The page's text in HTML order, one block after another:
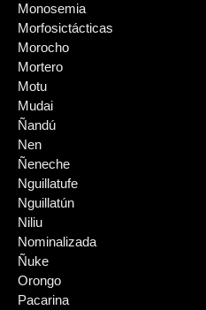
Monosemia
Morfosictácticas
Morocho
Mortero
Motu
Mudai
Ñandú
Nen
Ñeneche
Nguillatufe
Nguillatún
Niliu
Nominalizada
Ñuke
Orongo
Pacarina